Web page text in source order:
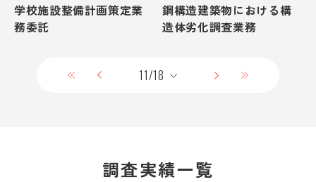
学校施設整備計画策定業
務委託
鋼構造建築物における構
造体劣化調査業務
調査実績一覧